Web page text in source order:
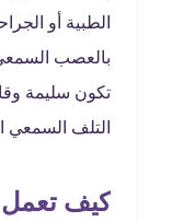
الطبية أو
بالعصب
تكون سليمة
التلف السمعي
كيف تعمل